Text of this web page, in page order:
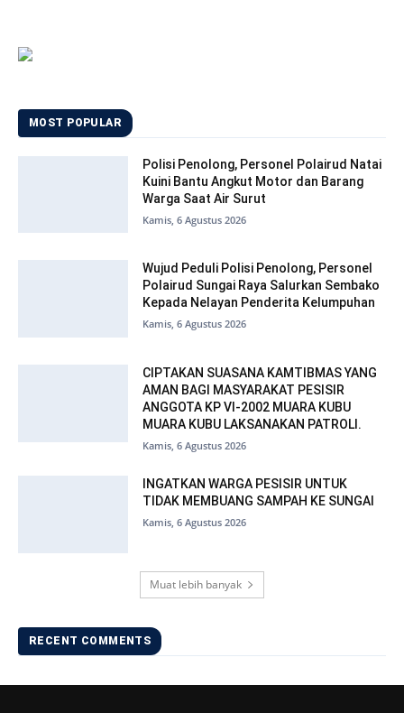
MOST POPULAR
Polisi Penolong, Personel Polairud Natai
Kuini Bantu Angkut Motor dan Barang
Warga Saat Air Surut
Kamis, 6 Agustus 2026
Wujud Peduli Polisi Penolong, Personel
Polairud Sungai Raya Salurkan Sembako
Kepada Nelayan Penderita Kelumpuhan
Kamis, 6 Agustus 2026
CIPTAKAN SUASANA KAMTIBMAS YANG
AMAN BAGI MASYARAKAT PESISIR
ANGGOTA KP VI-2002 MUARA KUBU
MUARA KUBU LAKSANAKAN PATROLI.
Kamis, 6 Agustus 2026
INGATKAN WARGA PESISIR UNTUK
TIDAK MEMBUANG SAMPAH KE SUNGAI
Kamis, 6 Agustus 2026
Muat lebih banyak
RECENT COMMENTS